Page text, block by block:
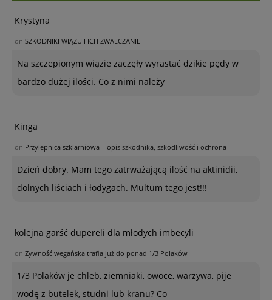
Krystyna
on SZKODNIKI WIĄZU I ICH ZWALCZANIE
Na szczepionym wiązie zaczęły wyrastać dzikie pędy w
bardzo dużej ilości. Co z nimi należy
Kinga
on Przylepnica szklarniowa – opis szkodnika, szkodliwość i ochrona
Dzień dobry. Mam tego zatrważającą ilość na aktinidii,
dolnych liściach i łodygach. Multum tego jest!!!
kolejna garść dupereli dla młodych imbecyli
on Żywność wegańska trafia już do ponad 1/3 Polaków
1/3 Polaków je chleb, ziemniaki, owoce, warzywa, pije
wodę z butelek, studni lub kranu? Co